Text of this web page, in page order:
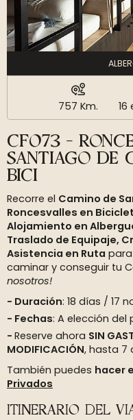
757 Km. 16
CF073 -
SANTIAGO DE
BICI
Recorre el Camino de
Roncesvalles en
Alojamiento en
Traslado de Equipaje,
Asistencia en Ruta
caminar y conseguir tu
nosotros!
Duración: 18 días / 17
Fechas: A elección del
Reserve ahora SIN
MODIFICACIÓN, hasta 7
También puedes hacer
Privados
ITINERARIO DEL